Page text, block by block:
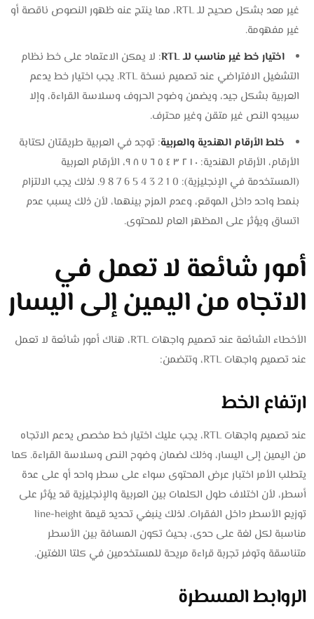
غير معد بشكل صحيح للـ RTL، مما ينتج عنه ظهور النصوص ناقصة أو
غير مفهومة.
اختيار خط غير مناسب للـ RTL
: لا يمكن الاعتماد على خط نظام
التشغيل الافتراضي عند تصميم نسخة RTL. يجب اختيار خط يدعم
العربية بشكل جيد، ويضمن وضوح الحروف وسلاسة القراءة، وإلا
سيبدو النص غير متقن وغير محترف.
خلط الأرقام الهندية والعربية: توجد في العربية طريقتان لكتابة
الأرقام، الأرقام الهندية: ٠ ١ ٢ ٣ ٤ ٥ ٦ ٧ ٨ ٩، الأرقام العربية
(المستخدمة في الإنجليزية): 0 1 2 3 4 5 6 7 8 9. لذلك يجب الالتزام
بنمط واحد داخل الموقع، وعدم المزج بينهما، لأن ذلك يسبب عدم
اتساق ويؤثر على المظهر العام للمحتوى.
أمور شائعة لا تعمل في
الاتجاه من اليمين إلى اليسار
الأخطاء الشائعة عند تصميم واجهات RTL، هناك أمور شائعة لا تعمل
عند تصميم واجهات RTL، وتتضمن:
ارتفاع الخط
عند تصميم واجهات RTL، يجب عليك اختيار خط مخصص يدعم الاتجاه
من اليمين إلى اليسار، وذلك لضمان وضوح النص وسلاسة القراءة. كما
يتطلب الأمر اختبار عرض المحتوى سواء على سطر واحد أو على عدة
أسطر، لأن اختلاف طول الكلمات بين العربية والإنجليزية قد يؤثر على
توزيع الأسطر داخل الفقرات. لذلك ينبغي تحديد قيمة line-height
مناسبة لكل لغة على حدى، بحيث تكون المسافة بين الأسطر
متناسقة وتوفر تجربة قراءة مريحة للمستخدمين في كلتا اللغتين.
الروابط المسطرة